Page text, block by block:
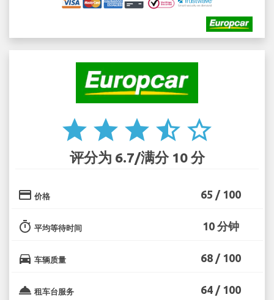
star star star star_half star_border
评分为 6.7/满分 10 分
credit_card 价格 65 / 100
timer 平均等待时间 10 分钟
directions_car 车辆质量 68 / 100
room_service 租车台服务 64 / 100